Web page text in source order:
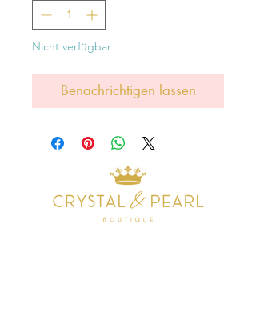
Nicht verfügbar
Benachrichtigen lassen